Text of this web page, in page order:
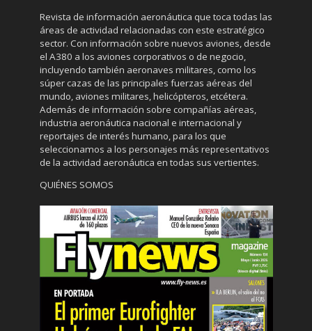
Revista de información aeronáutica que toca todas las
áreas de actividad relacionadas con este estratégico
sector. Con información sobre nuevos aviones, desde
el A380 a los aviones corporativos o de negocio,
incluyendo también aeronaves militares, como los
súper cazas de las principales fuerzas aéreas del
mundo, aviones militares, helicópteros, etcétera.
Además de información sobre compañías aéreas,
industria aeronáutica nacional e internacional y
reportajes de interés humano, para los que
seleccionamos a los personajes más representativos
de la actividad aeronáutica en todas sus vertientes.
QUIÉNES SOMOS